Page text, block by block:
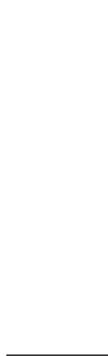
ER